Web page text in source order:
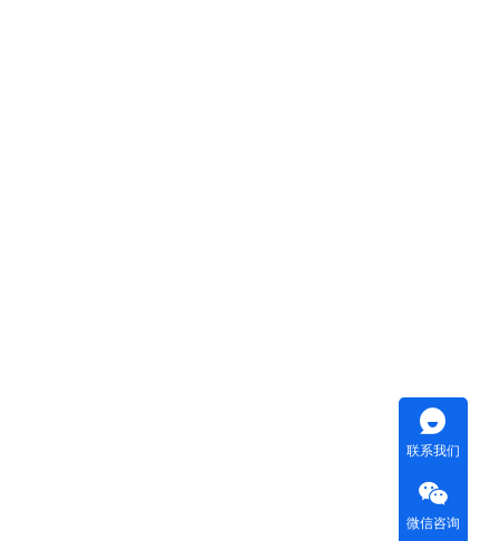
联系我们
微信咨询